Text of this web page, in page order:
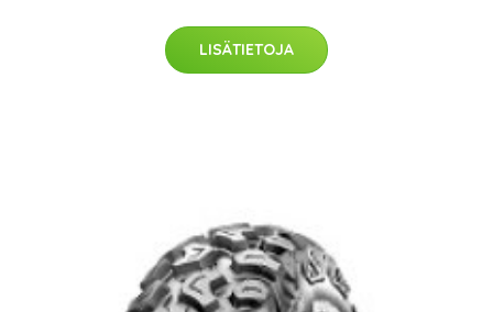
LISÄTIETOJA